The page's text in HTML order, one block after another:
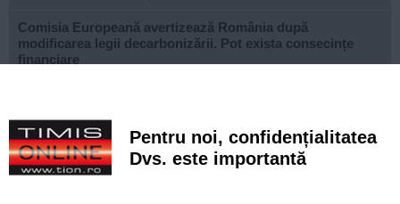
Comisia Europeană avertizează România după
modificarea legii decarbonizării. Pot exista consecințe
financiare
la final
Cu un ghiozdan donat, puteți ajuta un copil să înceapă
anul școlar cu tot ce are nevoie. Campania revine la
Pentru noi, confidențialitatea
Dvs. este importantă